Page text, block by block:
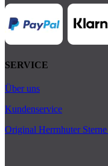
SERVICE
Über uns
Kundenservice
Original Herrnhuter